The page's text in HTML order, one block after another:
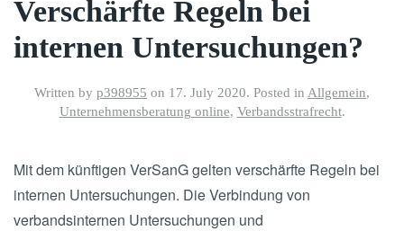
Verschärfte Regeln bei
internen Untersuchungen?
Written by p398955 on 17. July 2020. Posted in Allgemein,
Unternehmensberatung online, Verbandsstrafrecht.
Mit dem künftigen VerSanG gelten verschärfte Regeln bei
internen Untersuchungen. Die Verbindung von
verbandsinternen Untersuchungen und